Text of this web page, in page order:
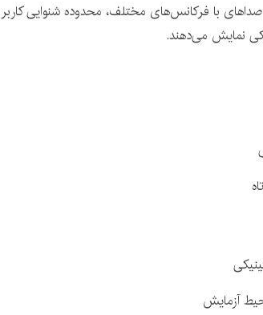
صداهای با فرکانس‌های مختلف، محدوده شنوایی کاربر
نمایش می‌دهند.
آزمایش